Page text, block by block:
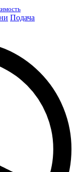
Подача